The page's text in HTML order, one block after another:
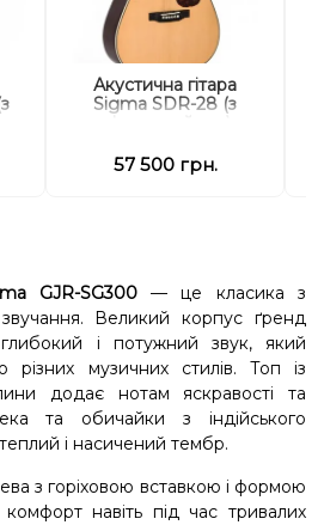
Акустична гітара
Sigma SDR-28 (з
57 500 грн.
GJR-SG300— це класика з
Великий корпус ґренд
і потужний звук, який
різних музичних стилів. Топ із
додає нотам яскравості та
та обичайки з індійського
і насичений тембр.
з горіховою вставкою і формою
навіть під час тривалих